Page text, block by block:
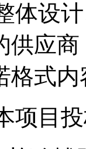
体设
供应
格式
项目